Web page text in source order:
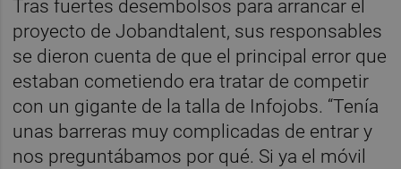
Tras fuertes desembolsos para arrancar el
proyecto de Jobandtalent, sus responsables
se dieron cuenta de que el principal error que
estaban cometiendo era tratar de competir
con un gigante de la talla de Infojobs. “Tenía
unas barreras muy complicadas de entrar y
nos preguntábamos por qué. Si ya el móvil